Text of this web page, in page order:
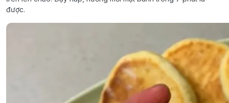
được.